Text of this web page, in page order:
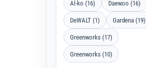
Al-ko (16) Daewoo (16)
DeWALT (1) Gardena (19)
Greenworks (17)
Greenworks (10)